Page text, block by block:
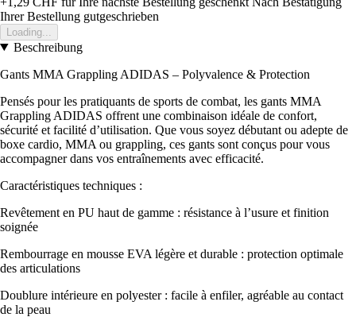
Ihrer Bestellung gutgeschrieben
Loading...
Beschreibung
Gants MMA Grappling ADIDAS – Polyvalence & Protection
Pensés pour les pratiquants de sports de combat, les gants MMA
Grappling ADIDAS offrent une combinaison idéale de confort,
sécurité et facilité d’utilisation. Que vous soyez débutant ou adepte de
boxe cardio, MMA ou grappling, ces gants sont conçus pour vous
accompagner dans vos entraînements avec efficacité.
Caractéristiques techniques :
Revêtement en PU haut de gamme : résistance à l’usure et finition
soignée
Rembourrage en mousse EVA légère et durable : protection optimale
des articulations
Doublure intérieure en polyester : facile à enfiler, agréable au contact
de la peau